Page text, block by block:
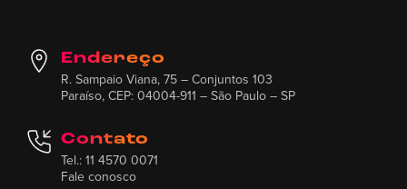
Endereço
R. Sampaio Viana, 75 – Conjuntos 103
Paraíso, CEP: 04004-911 – São Paulo – SP
Contato
Tel.: 11 4570 0071
Fale conosco